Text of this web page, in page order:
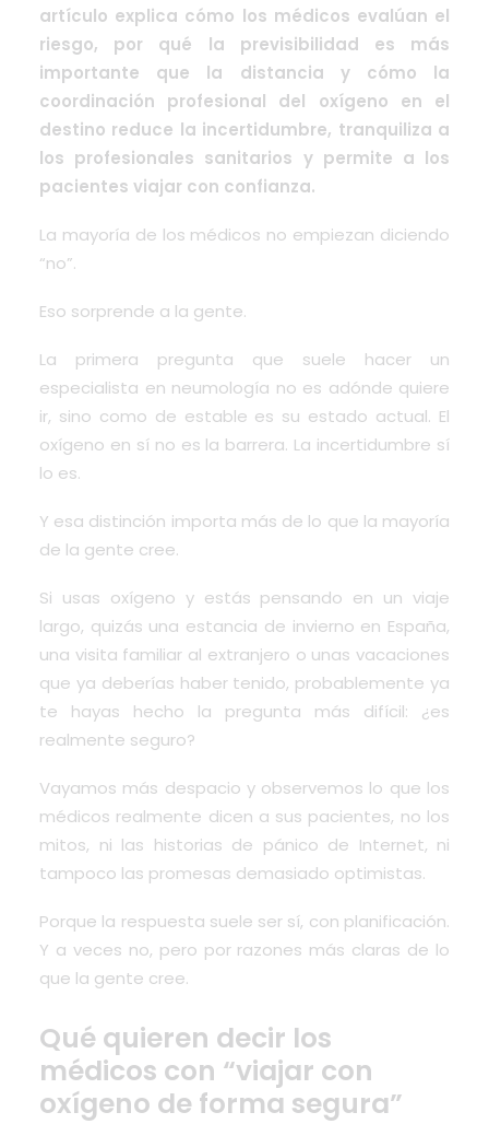
artículo explica cómo los médicos evalúan el
riesgo, por qué la previsibilidad es más
importante que la distancia y cómo la
coordinación profesional del oxígeno en el
destino reduce la incertidumbre, tranquiliza a
los profesionales sanitarios y permite a los
pacientes viajar con confianza.
La mayoría de los médicos no empiezan diciendo
“no”.
Eso sorprende a la gente.
La primera pregunta que suele hacer un
especialista en neumología no es adónde quiere
ir, sino como de estable es su estado actual. El
oxígeno en sí no es la barrera. La incertidumbre sí
lo es.
Y esa distinción importa más de lo que la mayoría
de la gente cree.
Si usas oxígeno y estás pensando en un viaje
largo, quizás una estancia de invierno en España,
una visita familiar al extranjero o unas vacaciones
que ya deberías haber tenido, probablemente ya
te hayas hecho la pregunta más difícil: ¿es
realmente seguro?
Vayamos más despacio y observemos lo que los
médicos realmente dicen a sus pacientes, no los
mitos, ni las historias de pánico de Internet, ni
tampoco las promesas demasiado optimistas.
Porque la respuesta suele ser sí, con planificación.
Y a veces no, pero por razones más claras de lo
que la gente cree.
Qué quieren decir los
médicos con “viajar con
oxígeno de forma segura”